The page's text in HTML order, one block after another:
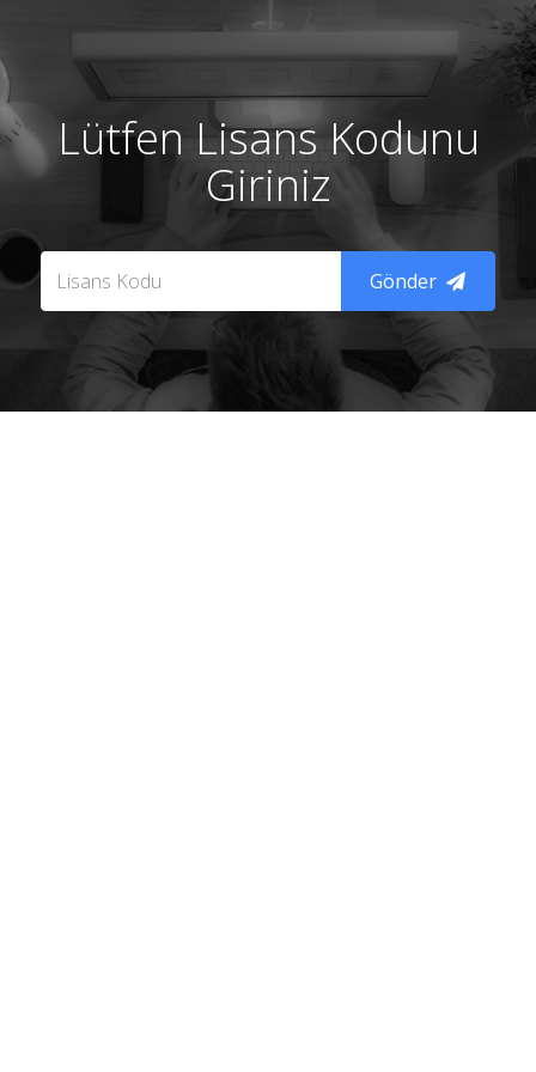
Lütfen Lisans Kodunu
Giriniz
Gönder